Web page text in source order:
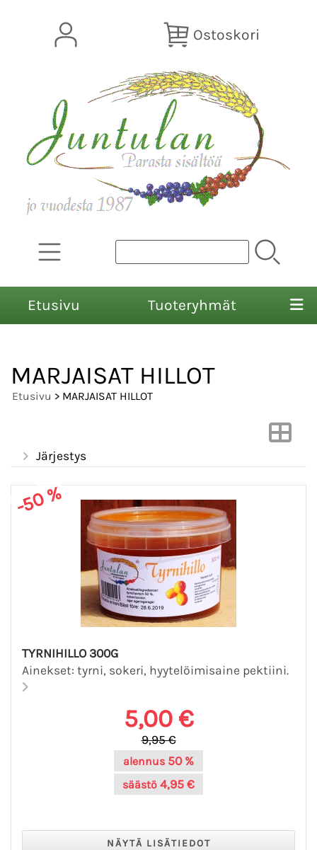
Ostoskori
Etusivu Tuoteryhmät
MARJAISAT HILLOT
Etusivu > MARJAISAT HILLOT
Järjestys
-50 %
TYRNIHILLO 300G
Ainekset: tyrni, sokeri, hyytelöimisaine pektiini.
5,00 €
9,95 €
alennus 50 %
säästö 4,95 €